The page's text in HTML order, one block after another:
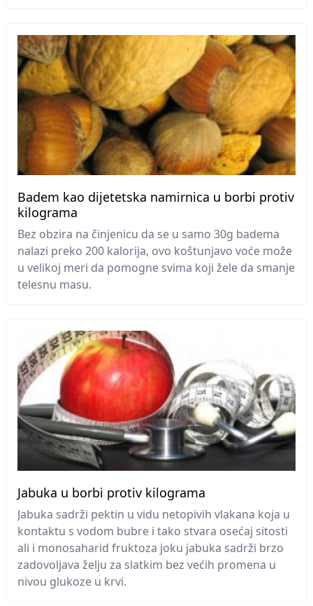
Badem kao dijetetska namirnica u borbi protiv
kilograma
Bez obzira na činjenicu da se u samo 30g badema
nalazi preko 200 kalorija, ovo koštunjavo voće može
u velikoj meri da pomogne svima koji žele da smanje
telesnu masu.
Jabuka u borbi protiv kilograma
Jabuka sadrži pektin u vidu netopivih vlakana koja u
kontaktu s vodom bubre i tako stvara osećaj sitosti
ali i monosaharid fruktoza joku jabuka sadrži brzo
zadovoljava želju za slatkim bez većih promena u
nivou glukoze u krvi.